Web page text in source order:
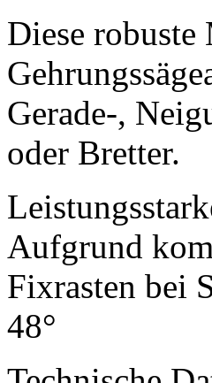
Diese
Gerade-,
oder Bretter.
Aufgrund
Fixrasten bei
48°